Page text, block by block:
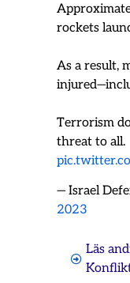
rockets
As a result,
Terrorism
threat to all.
— Israel
2023
Läs